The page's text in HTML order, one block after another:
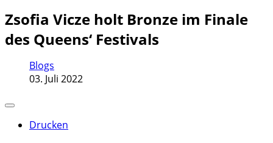
Zsofia Vicze holt Bronze im Finale
des Queens‘ Festivals
Blogs
03. Juli 2022
Drucken